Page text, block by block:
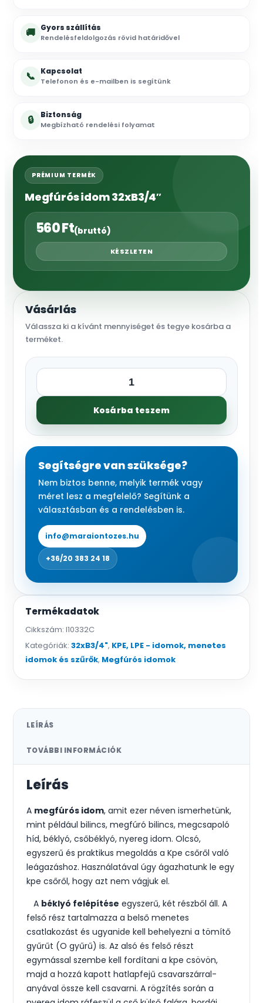
🚚 Gyors szállítás
Rendelésfeldolgozás rövid határidővel
📞 Kapcsolat
Telefonon és e-mailben is segítünk
🔒 Biztonság
Megbízható rendelési folyamat
PRÉMIUM TERMÉK
Megfúrós idom 32xB3/4″
560Ft(bruttó)
KÉSZLETEN
Vásárlás
Válassza ki a kívánt mennyiséget és tegye kosárba a
terméket.
Megfúrós
idom
32xB3/4"
Kosárba teszem
Segítségre van szüksége?
Nem biztos benne, melyik termék vagy
méret lesz a megfelelő? Segítünk a
választásban és a rendelésben is.
info@maraiontozes.hu
+36/20 383 24 18
Termékadatok
Cikkszám: I10332C
Kategóriák: 32xB3/4", KPE, LPE - idomok, menetes
idomok és szűrők, Megfúrós idomok
LEÍRÁS
TOVÁBBI INFORMÁCIÓK
Leírás
A megfúrós idom, amit ezer néven ismerhetünk,
mint például bilincs, megfúró bilincs, megcsapoló
híd, béklyó, csőbéklyó, nyereg idom. Olcsó,
egyszerű és praktikus megoldás a Kpe csőről való
leágazáshoz. Használatával úgy ágazhatunk le egy
kpe csőről, hogy azt nem vágjuk el.
A béklyó felépítése egyszerű, két részből áll. A
felső rész tartalmazza a belső menetes
csatlakozást és ugyanide kell behelyezni a tömítő
gyűrűt (O gyűrű) is. Az alsó és felső részt
egymással szembe kell fordítani a kpe csövön,
majd a hozzá kapott hatlapfejű csavarszárral-
anyával össze kell csavarni. A rögzítés során a